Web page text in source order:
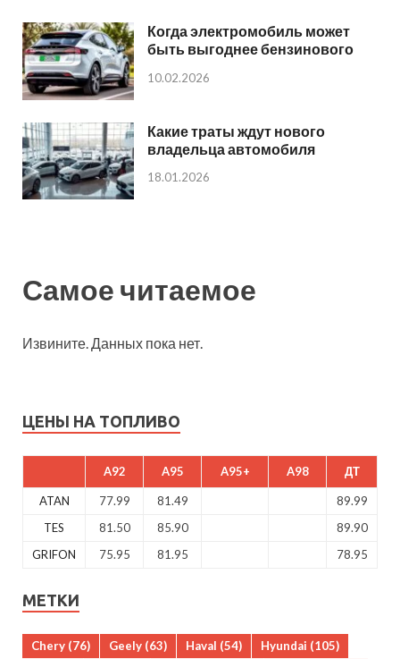
Когда электромобиль может
быть выгоднее бензинового
10.02.2026
Какие траты ждут нового
владельца автомобиля
18.01.2026
Самое читаемое
Извините. Данных пока нет.
ЦЕНЫ НА ТОПЛИВО
A92 A95 A95+ A98 ДТ
ATAN 77.99 81.49
89.99
TES
81.50 85.90
89.90
GRIFON
75.95 81.95 78.95
МЕТКИ
Chery (76) Geely (63) Haval (54) Hyundai (105)